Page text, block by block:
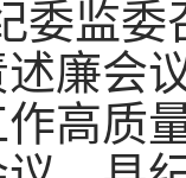
委监
廉会
高质